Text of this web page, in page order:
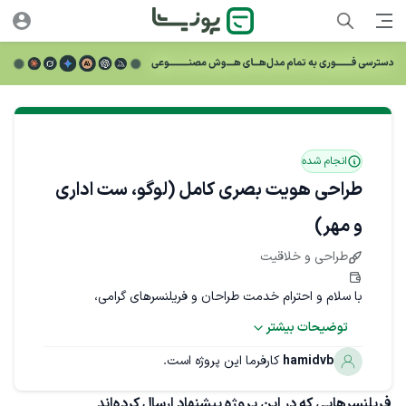
انجام شده
طراحی هویت بصری کامل (لوگو، ست اداری
و مهر)
طراحی و خلاقیت
با سلام و احترام خدمت طراحان و فریلنسرهای گرامی،
ما در شرکت «کارا هوشمند» (فعال در حوزه فناوری اطلاعات،
هوشمندسازی و راهکارهای نوین دیجیتال) به دنبال طراحی
توضیحات بیشتر
hamidvb کارفرما این پروژه است.